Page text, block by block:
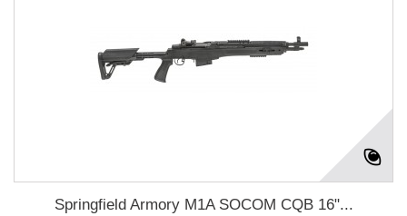
Springfield Armory M1A SOCOM CQB 16"...